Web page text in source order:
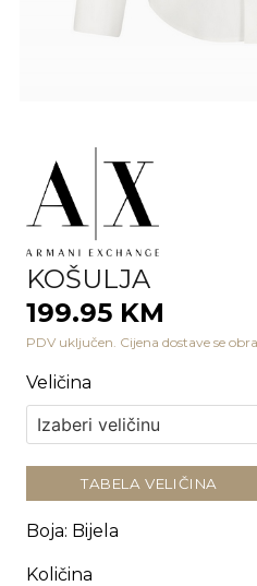
KOŠULJA
199.95 KM
PDV uključen. Cijena dostave se
Veličina
TABELA VELIČINA
Boja: Bijela
Količina